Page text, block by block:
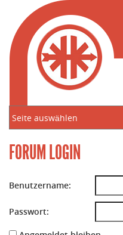
FORUM LOGIN
Benutzername:
Passwort: